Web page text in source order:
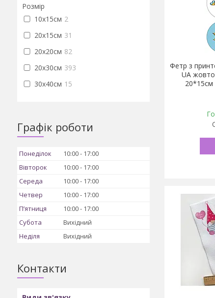
Фетр з
UA
20*15см
Розмір
10х15см 2
20х15см 31
20х20см 82
20х30см 393
30х40см 15
Графік роботи
Понеділок 10:00
17:00
Вівторок
10:00
17:00
Середа
10:00
17:00
Четвер
10:00
17:00
Пʼятниця
10:00
17:00
Субота
Вихідний
Неділя
Вихідний
Контакти